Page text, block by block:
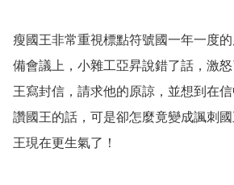
瘦國王非常重視標點符號國一年一度
備會議上，小雜工亞昇說錯了話，激
王寫封信，請求他的原諒，並想到在
讚國王的話，可是卻怎麼竟變成諷刺
王現在更生氣了！